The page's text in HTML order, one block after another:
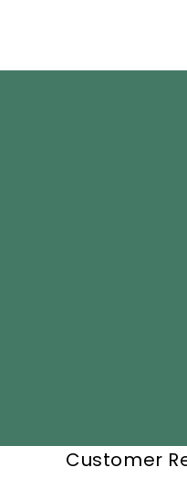
Customer